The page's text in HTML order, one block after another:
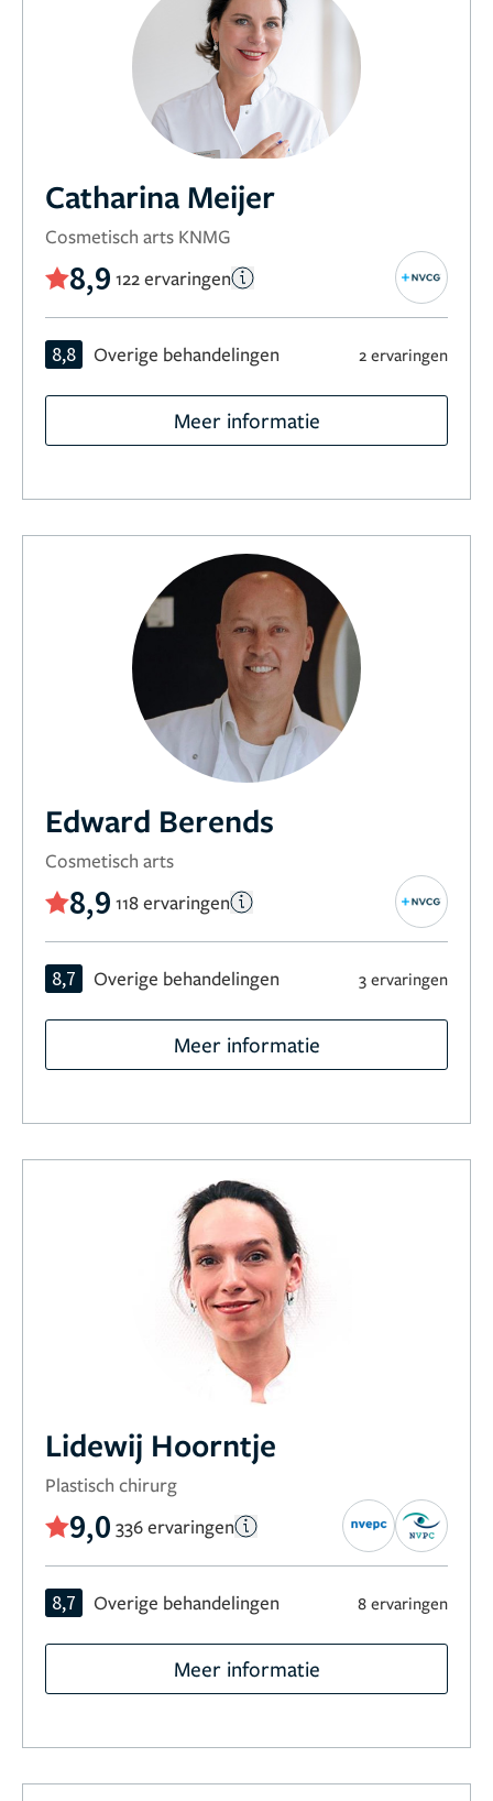
Catharina Meijer
Cosmetisch arts KNMG
8,9 122 ervaringen
8,8 Overige behandelingen 2 ervaringen
Meer informatie
Edward Berends
Cosmetisch arts
8,9 118 ervaringen
8,7 Overige behandelingen 3 ervaringen
Meer informatie
Lidewij Hoorntje
Plastisch chirurg
9,0 336 ervaringen
8,7 Overige behandelingen 8 ervaringen
Meer informatie